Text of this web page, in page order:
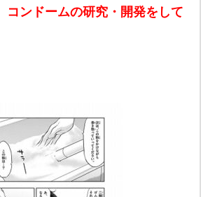
コンドームの研究・開発をして